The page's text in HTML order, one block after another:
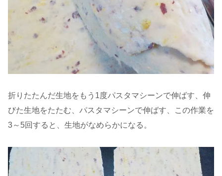
折りたたんだ生地をもう1度パスタマシーンで伸ばす、伸
びた生地をたたむ、パスタマシーンで伸ばす、この作業を
3～5回すると、生地がなめらかになる。